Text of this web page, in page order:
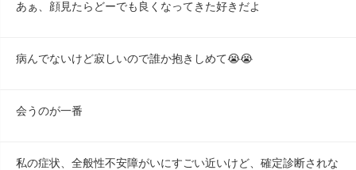
あぁ、顔見たらどーでも良くなってきた好きだよ
病んでないけど寂しいので誰か抱きしめて😭😭
会うのが一番
私の症状、全般性不安障がいにすごい近いけど、確定診断されな